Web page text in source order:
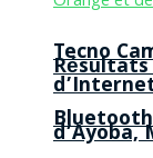
Résultats
d’Ayoba,
Tecno